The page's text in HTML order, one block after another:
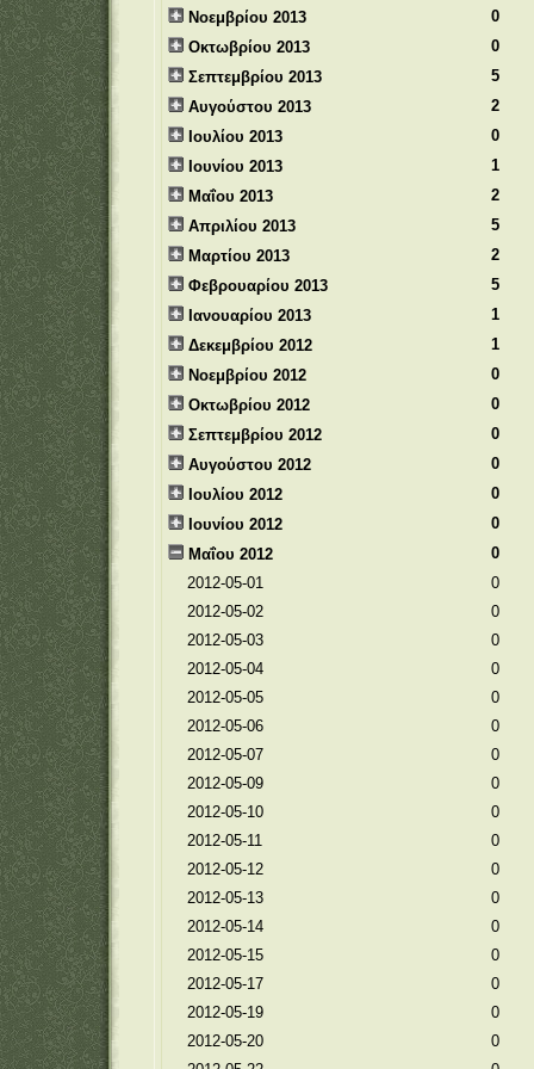
Νοεμβρίου 2013
0
Οκτωβρίου 2013
0
Σεπτεμβρίου 2013
5
Αυγούστου 2013
2
Ιουλίου 2013
0
Ιουνίου 2013
1
Μαΐου 2013
2
Απριλίου 2013
5
Μαρτίου 2013
2
Φεβρουαρίου 2013
5
Ιανουαρίου 2013
1
Δεκεμβρίου 2012
1
Νοεμβρίου 2012
0
Οκτωβρίου 2012
0
Σεπτεμβρίου 2012
0
Αυγούστου 2012
0
Ιουλίου 2012
0
Ιουνίου 2012
0
Μαΐου 2012
0
2012-05-01
0
2012-05-02
0
2012-05-03
0
2012-05-04
0
2012-05-05
0
2012-05-06
0
2012-05-07
0
2012-05-09
0
2012-05-10
0
2012-05-11
0
2012-05-12
0
2012-05-13
0
2012-05-14
0
2012-05-15
0
2012-05-17
0
2012-05-19
0
2012-05-20
0